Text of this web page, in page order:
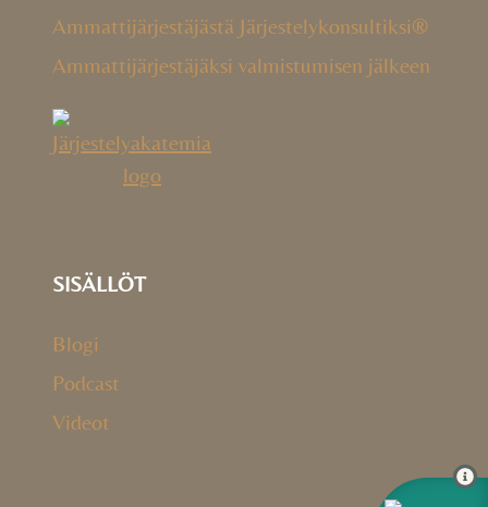
Ammattijärjestäjästä Järjestelykonsultiksi®
Ammattijärjestäjäksi valmistumisen jälkeen
SISÄLLÖT
Blogi
Podcast
Videot